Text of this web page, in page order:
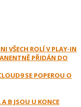
VŠECH ROLÍ V PLAY-IN
PŘIDÁN DO
SE POPEROU O
B JSOU U KONCE